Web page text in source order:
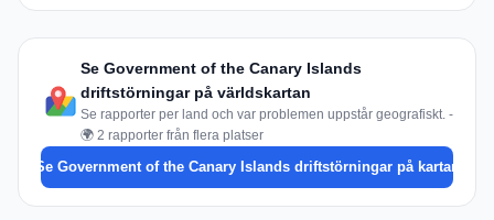
Se Government of the Canary Islands
driftstörningar på världskartan
Se rapporter per land och var problemen uppstår geografiskt. -
🌍 2 rapporter från flera platser
Se Government of the Canary Islands driftstörningar på kartan